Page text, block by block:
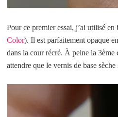
Pour ce premier essai, j’ai utilisé en
Color). Il est parfaitement opaque
dans la cour récré. À peine la 3ème
attendre que le vernis de base sèche